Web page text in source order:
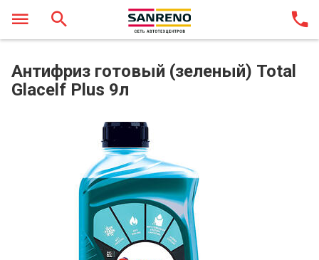
Антифриз готовый (зеленый) Total
Glacelf Plus 9л